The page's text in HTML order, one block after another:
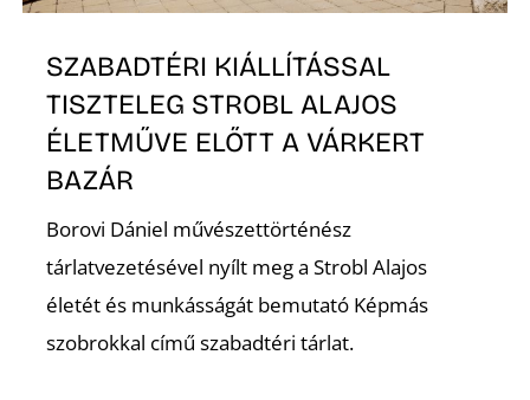
SZABADTÉRI KIÁLLÍTÁSSAL
TISZTELEG STROBL ALAJOS
ÉLETMŰVE ELŐTT A VÁRKERT
BAZÁR
Borovi Dániel művészettörténész
tárlatvezetésével nyílt meg a Strobl Alajos
életét és munkásságát bemutató Képmás
szobrokkal című szabadtéri tárlat.